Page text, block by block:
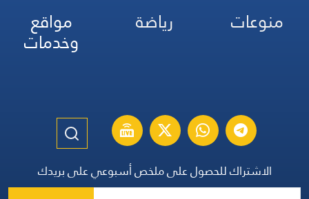
منوعات
رياضة مواقع
وخدمات
الاشتراك للحصول على ملخص أسبوعي على بريدك